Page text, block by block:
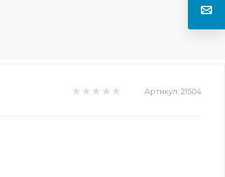
Артикул: 21504